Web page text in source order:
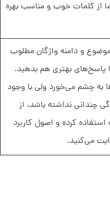
از کلمات خوب و مناسب بهره
و دامنه واژگان مطلوب
بهتری هم بدهید.
به چشم می‌خورد ولی‌ با وجود
چندانی نداشته باشد، از
کرده و اصول کاربرد
می‌کنید.‌